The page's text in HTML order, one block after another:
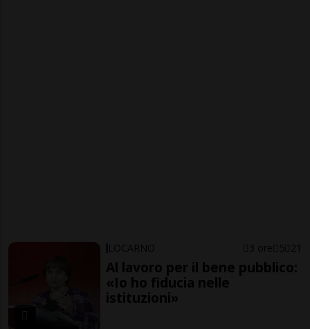
LOCARNO 3 ore 5 21
Al lavoro per il bene pubblico:
«Io ho fiducia nelle
istituzioni»